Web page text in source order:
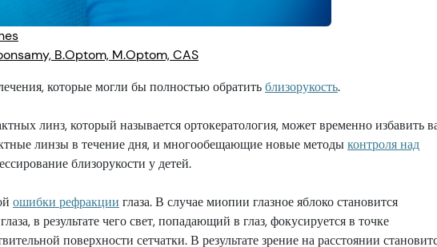
B.Optom, M.Optom, CAS
которые могли бы полностью обратитьблизорукость.
линз, который называется ортокератология, может временно избавить
линзы в течение дня, и многообещающие новые методыконтроля над
близорукости у детей.
ошибки рефракции глаза. В случае миопии глазное яблоко становится
в результате чего свет, попадающий в глаз, фокусируется в точке
поверхности сетчатки. В результате зрение на расстоянии